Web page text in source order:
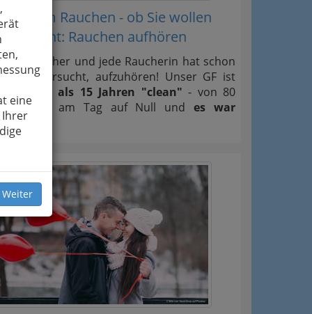
eine
Ihrer
vom Rauchen - ob Sie wollen
nicht: Rauchen aufhören
Raucher und jede Raucherin hat schon
Mal versucht, aufzuhören! Unser GF ist
mehr als 15 Jahren "clean" - von 80
am Tag auf Null undes war